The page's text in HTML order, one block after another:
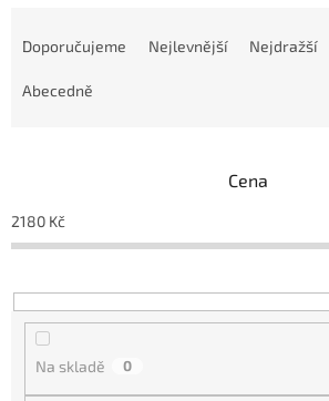
o
d
k
t
Doporučujeme Nejlevnější Nejdražší
Abecedně
Cena
2180 Kč
Na skladě 0